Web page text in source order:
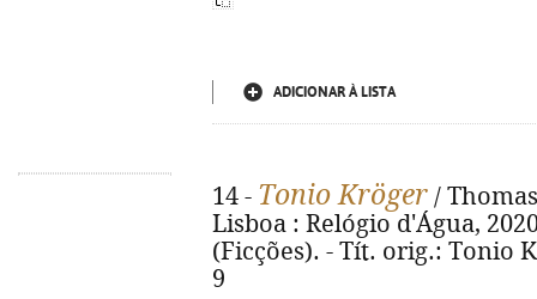
ADICIONAR À LISTA
14 - Tonio Kröger /
Lisboa : Relógio d'Água,
(Ficções). - Tít. orig.: Tonio
9